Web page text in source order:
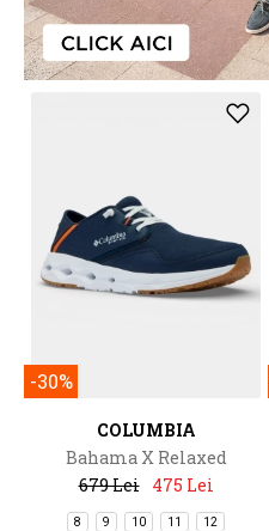
-30%
COLUMBIA
Bahama X Relaxed
679 Lei
475 Lei
8 9 10 11 12